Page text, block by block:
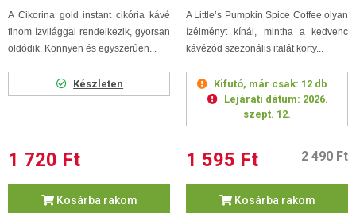
A Cikorina gold instant cikória kávé
finom ízvilággal rendelkezik, gyorsan
oldódik. Könnyen és egyszerűen...
Készleten
1 720 Ft
Kosárba rakom
A Little’s Pumpkin Spice Coffee olyan
ízélményt kínál, mintha a kedvenc
kávézód szezonális italát korty...
Kifutó, már csak: 12 db
Lejárati dátum: 2026.
szept. 12.
1 595 Ft 2 490 Ft
Kosárba rakom